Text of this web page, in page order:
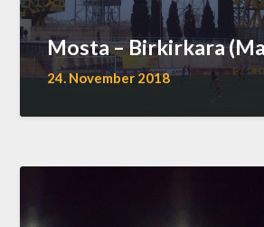
Mosta – Birkirkara
24. November 2018